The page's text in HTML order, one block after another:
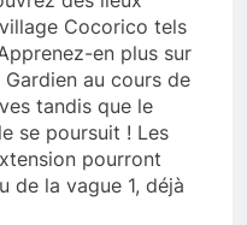
Cocorico tels
en plus sur
au cours de
tandis que le
se poursuit ! Les
pourront
de la vague 1, déjà